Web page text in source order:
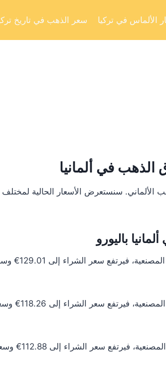
سعر الذهب في تاريخ الألماس في تركيا
في ألمانيا
سنستعرض الأسعار الحالية لمختلف
باليورو